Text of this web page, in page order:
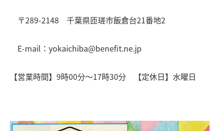
〒289-2148 千葉県匝瑳市飯倉台21番地2
E-mail：yokaichiba@benefit.ne.jp
【営業時間】9時00分～17時30分 【定休日】水曜日